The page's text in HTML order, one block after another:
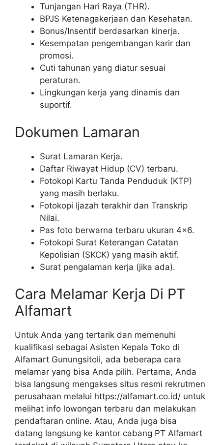
Tunjangan Hari Raya (THR).
BPJS Ketenagakerjaan dan Kesehatan.
Bonus/Insentif berdasarkan kinerja.
Kesempatan pengembangan karir dan
promosi.
Cuti tahunan yang diatur sesuai
peraturan.
Lingkungan kerja yang dinamis dan
suportif.
Dokumen Lamaran
Surat Lamaran Kerja.
Daftar Riwayat Hidup (CV) terbaru.
Fotokopi Kartu Tanda Penduduk (KTP)
yang masih berlaku.
Fotokopi Ijazah terakhir dan Transkrip
Nilai.
Pas foto berwarna terbaru ukuran 4×6.
Fotokopi Surat Keterangan Catatan
Kepolisian (SKCK) yang masih aktif.
Surat pengalaman kerja (jika ada).
Cara Melamar Kerja Di PT
Alfamart
Untuk Anda yang tertarik dan memenuhi
kualifikasi sebagai Asisten Kepala Toko di
Alfamart Gunungsitoli, ada beberapa cara
melamar yang bisa Anda pilih. Pertama, Anda
bisa langsung mengakses situs resmi rekrutmen
perusahaan melalui https://alfamart.co.id/ untuk
melihat info lowongan terbaru dan melakukan
pendaftaran online. Atau, Anda juga bisa
datang langsung ke kantor cabang PT Alfamart